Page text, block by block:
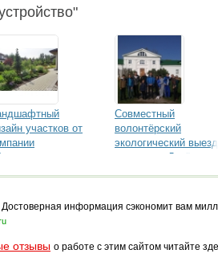
участков от
Совместный
волонтёрский
экологический выезд
концерна «Декёнинк»
Достоверная информация сэкономит вам
отзывы о работе с этим сайтом читайте